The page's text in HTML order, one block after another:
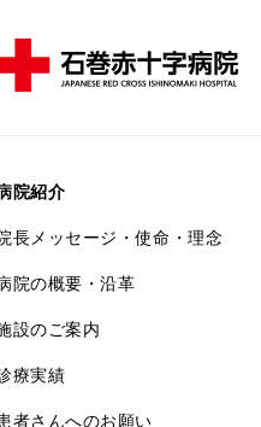
院紹介
長メッセージ・使命・理念
院の概要・沿革
設のご案内
療実績
者さんへのお願い